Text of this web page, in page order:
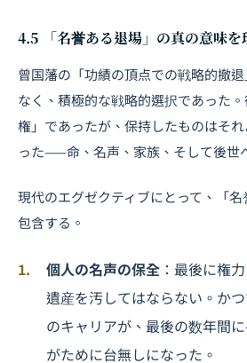
4.5 「名誉ある退場」の真の意味を
曾国藩の「功績の頂点での戦略的撤
なく、積極的な戦略的選択であった
権」であったが、保持したものはそ
った——命、名声、家族、そして後世
現代のエグゼクティブにとって、「
包含する。
個人の名声の保全 ：最後に権
遺産を汚してはならない。か
のキャリアが、最後の数年間
がために台無しになった。